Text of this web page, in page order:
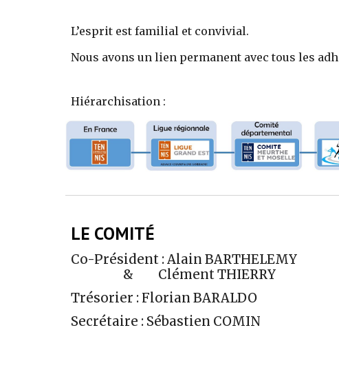
L’esprit est familial et convivial.
Nous avons un lien permanent avec tous les
Hiérarchisation :
LE COMITÉ
Co-Président :Alain BARTHELEMY
&
Clément THIERRY
Trésorier : Florian BARALDO
Secrétaire : Sébastien COMIN